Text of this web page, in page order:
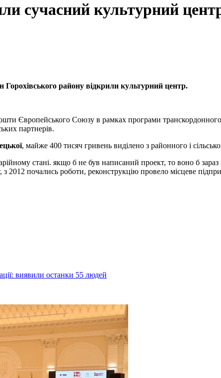
сучасний культурний
району відкрили культурний центр.
Європейського Союзу в рамках програми
партнерів.
, майже 400 тисяч гривень виділено з районного і
стані. якщо б не був написаний проект, то воно б
2012 почались роботи, реконструкцію провело місцеве
виявили останки 55 людей